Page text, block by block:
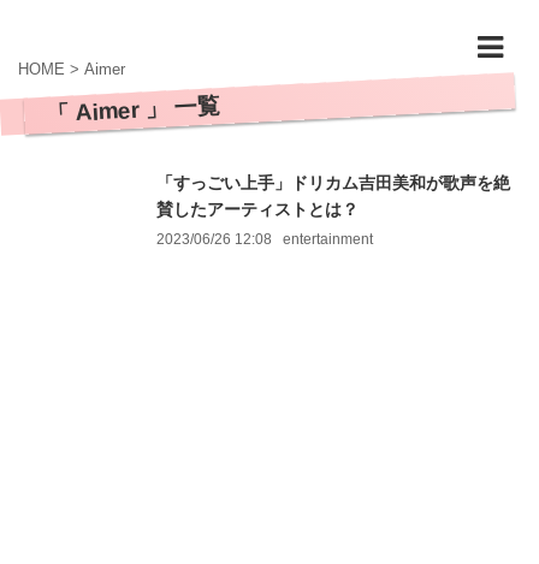
HOME > Aimer
「 Aimer 」 一覧
「すっごい上手」ドリカム吉田美和が歌声を絶
賛したアーティストとは？
2023/06/26 12:08 entertainment